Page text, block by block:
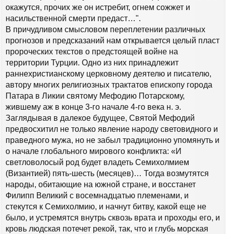
окажутся, прочих же он истребит, огнем сожжет и
насильственной смерти предаст…".
В причудливом смысловом переплетении различных
прогнозов и предсказаний нам открывается целый пласт
пророческих текстов о предстоящей войне на
территории Турции. Одно из них принадлежит
раннехристианскому церковному деятелю и писателю,
автору многих религиозных трактатов епископу города
Патара в Ликии святому Мефодию Потарскому,
жившему аж в конце 3-го начале 4-го века н. э.
Заглядывая в далекое будущее, Святой Мефодий
предвосхитил не только явление народу световидного и
праведного мужа, но не забыл традиционно упомянуть и
о начале глобального мирового конфликта: «И
светловолосый род будет владеть Семихолмием
(Византией) пять-шесть (месяцев)… Тогда возмутятся
народы, обитающие на южной стране, и восстанет
Филипп Великий с восемнадцатью племенами, и
стекутся к Семихолмию, и начнут битву, какой еще не
было, и устремятся внутрь сквозь врата и проходы его, и
кровь людская потечет рекой, так, что и глубь морская